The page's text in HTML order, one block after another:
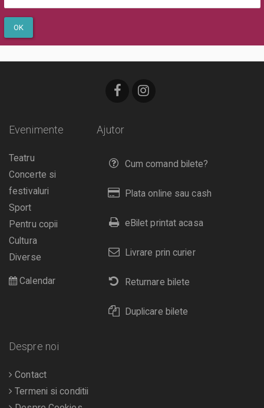
OK
Ajutor
Cum comand bilete?
Plata online sau cash
eBilet printat acasa
Livrare prin curier
Returnare bilete
Duplicare bilete
Evenimente
Teatru
Concerte si
festivaluri
Sport
Pentru copii
Cultura
Diverse
Calendar
Despre noi
Contact
Termeni si conditii